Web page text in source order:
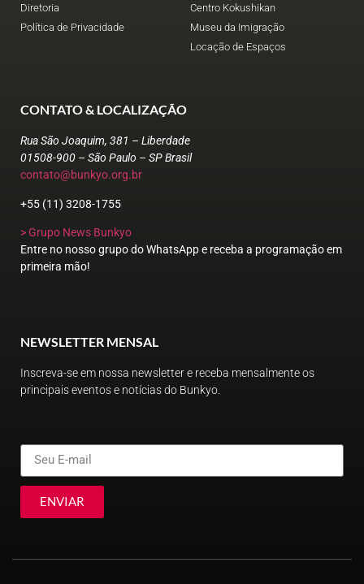
Diretoria
Política de Privacidade
Centro Kokushikan
Museu da Imigração
Locação de Espaços
CONTATO & LOCALIZAÇÃO
Rua São Joaquim, 381 – Liberdade
01508-900 – São Paulo – SP Brasil
contato@bunkyo.org.br
+55 (11) 3208-1755
> Grupo News Bunkyo
Entre no nosso grupo do WhatsApp e receba a programação em
primeira mão!
NEWSLETTER MENSAL
Inscreva-se em nossa newsletter e receba mensalmente os
principais eventos e notícias do Bunkyo.
ENVIAR